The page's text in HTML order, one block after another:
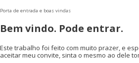
Porta de entrada e boas vindas
Bem vindo. Pode entrar.
Este trabalho foi feito com muito prazer, e
aceitar meu convite, sinta o mesmo ao dele